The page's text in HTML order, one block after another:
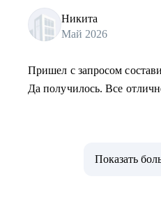
Никита
Май 2026
Пришел с запросом
Да получилось. Все
Показать